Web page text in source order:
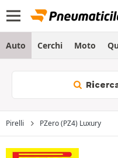
Auto Cerchi Moto
Pirelli PZero (PZ4) Luxury